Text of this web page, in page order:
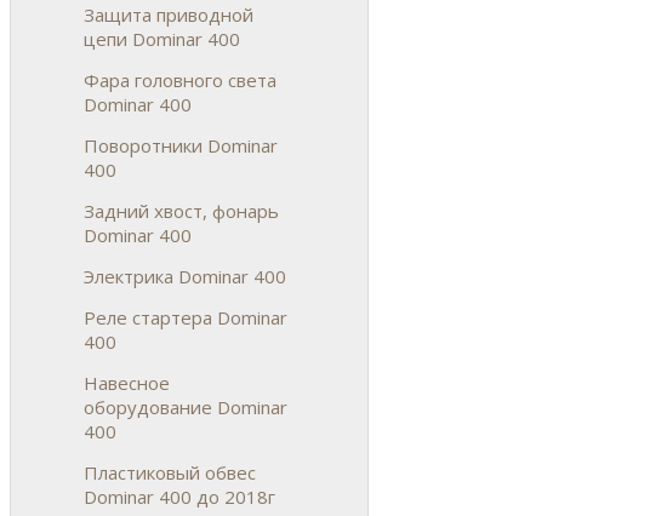
Защита приводной
цепи Dominar 400
Фара головного света
Dominar 400
Поворотники Dominar
400
Задний хвост, фонарь
Dominar 400
Электрика Dominar 400
Реле стартера Dominar
400
Навесное
оборудование Dominar
400
Пластиковый обвес
Dominar 400 до 2018г